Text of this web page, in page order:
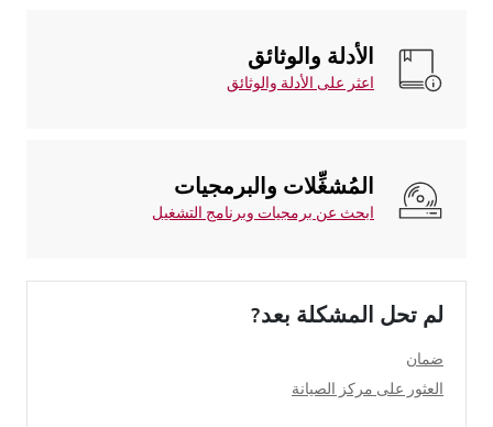
الأدلة والوثائق
اعثر على الأدلة والوثائق
المُشغِّلات والبرمجيات
ابحث عن برمجيات وبرنامج التشغيل
لم تحل المشكلة بعد?
ضمان
العثور على مركز الصيانة